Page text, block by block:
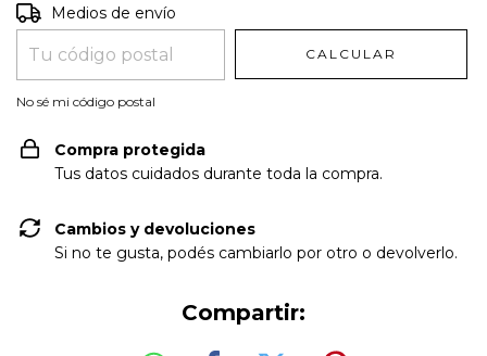
Entregas para el CP:
Medios de envío
CALCULAR
No sé mi código postal
Compra protegida
Tus datos cuidados durante toda la compra.
Cambios y devoluciones
Si no te gusta, podés cambiarlo por otro o devolverlo.
Compartir: